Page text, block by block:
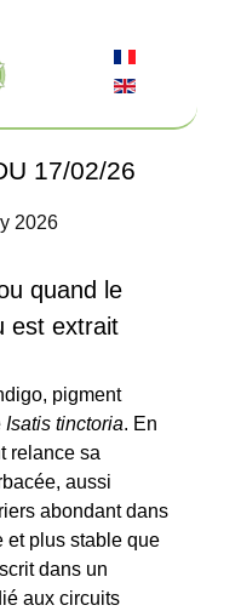
17/02/26
2026
quand le
est extrait
pigment
Isatis tinctoria. En
relance sa
aussi
abondant dans
et plus stable que
dans un
aux circuits